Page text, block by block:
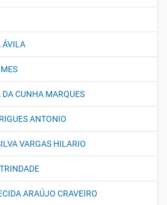
ÁVILA
CUNHA MARQUES
ANTONIO
VARGAS HILARIO
ARAÚJO CRAVEIRO